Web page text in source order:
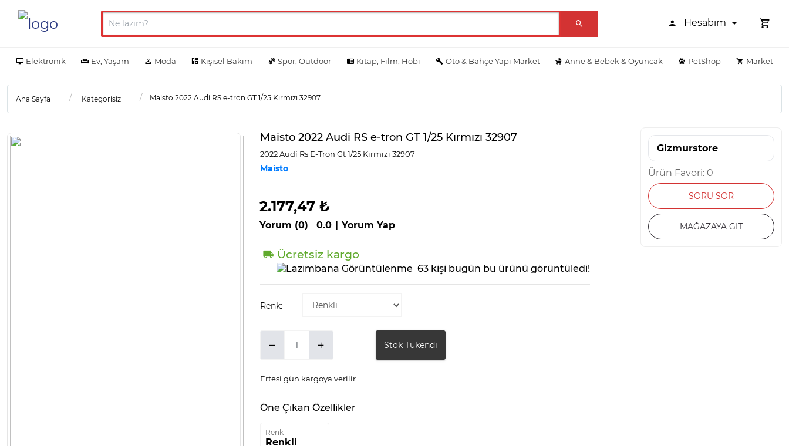
Hesabım
Elektronik Ev, Yaşam Moda Kişisel Bakım Spor, Outdoor Kitap, Film, Hobi Oto & Bahçe Yapı Market Anne & Bebek & Oyuncak PetShop Market
Ana Sayfa Kategorisiz Maisto 2022 Audi RS e-tron GT 1/25 Kırmızı 32907
Maisto 2022 Audi RS e-tron GT 1/25 Kırmızı 32907
2022 Audi̇ Rs E-Tron Gt 1/25 Kırmızı 32907
Maisto
2.177,47 ₺
Yorum (0) 0.0 | Yorum Yap
Gizmurstore
Ürün Favori: 0
SORU SOR
MAĞAZAYA GİT
Ücretsiz kargo
63 kişi bugün bu ürünü görüntüledi!
Renk:
Stok Tükendi
Ertesi gün kargoya verilir.
Öne Çıkan Özellikler
Renk
Renkli